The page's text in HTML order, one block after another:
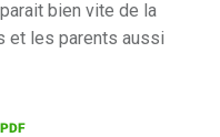
bien vite de la
et les parents aussi